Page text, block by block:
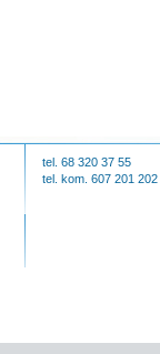
tel. 68 320 37 55
tel. kom. 607 201 202